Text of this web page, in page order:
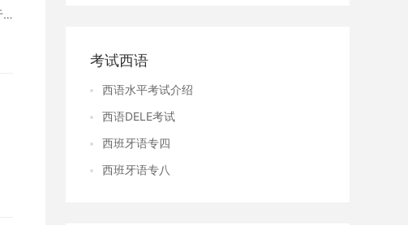
考试西语
西语水平考试介绍
西语DELE考试
西班牙语专四
西班牙语专八